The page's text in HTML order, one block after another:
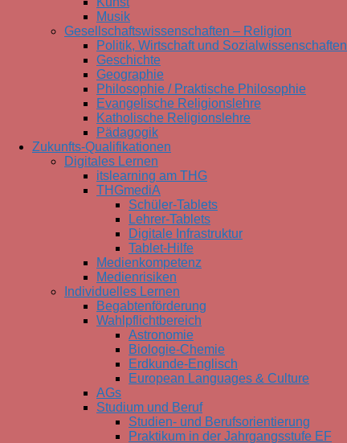
Musik
Gesellschaftswissenschaften – Religion
Politik, Wirtschaft und Sozialwissenschaften
Geschichte
Geographie
Philosophie / Praktische Philosophie
Evangelische Religionslehre
Katholische Religionslehre
Pädagogik
Zukunfts-Qualifikationen
Digitales Lernen
itslearning am THG
THGmediA
Schüler-Tablets
Lehrer-Tablets
Digitale Infrastruktur
Tablet-Hilfe
Medienkompetenz
Medienrisiken
Individuelles Lernen
Begabtenförderung
Wahlpflichtbereich
Astronomie
Biologie-Chemie
Erdkunde-Englisch
European Languages & Culture
AGs
Studium und Beruf
Studien- und Berufsorientierung
Praktikum in der Jahrgangsstufe EF